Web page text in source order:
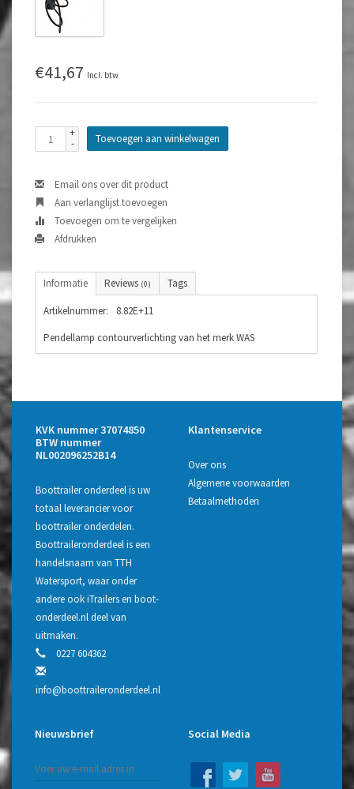
€41,67 Incl. btw
+
-
Toevoegen aan winkelwagen
Email ons over dit product
Aan verlanglijst toevoegen
Toevoegen om te vergelijken
Afdrukken
Informatie Reviews (0) Tags
Artikelnummer:
8.82E+11
Pendellamp contourverlichting van het merk WAS
KVK nummer 37074850
BTW nummer
NL002096252B14
Boottrailer onderdeel is uw
totaal leverancier voor
boottrailer onderdelen.
Boottraileronderdeel is een
handelsnaam van TTH
Watersport, waar onder
andere ook iTrailers en boot-
onderdeel.nl deel van
uitmaken.
0227 604362
info@boottraileronderdeel.nl
Klantenservice
Over ons
Algemene voorwaarden
Betaalmethoden
Nieuwsbrief Social Media